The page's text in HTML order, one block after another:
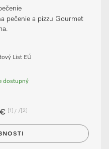
pečenie a pizzu Gourmet
List EÚ
dostupný
[1] /[2]